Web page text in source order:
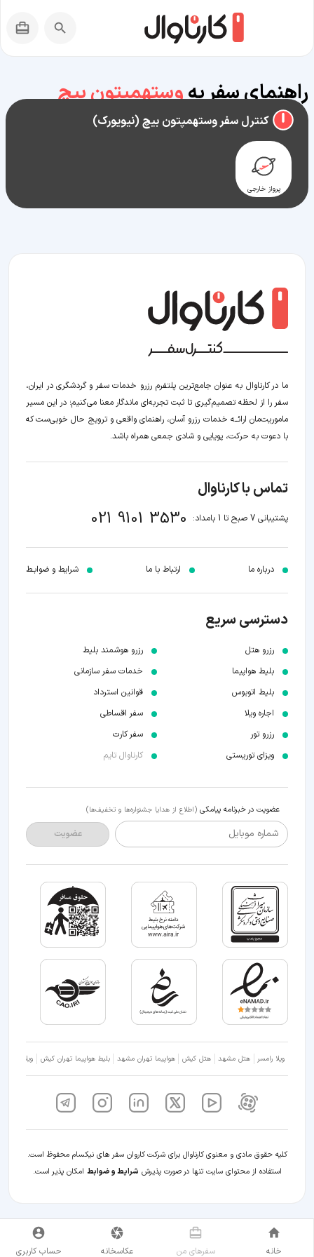
راهنمای سفر بهوستهمپتون بیچ
(نیویورک)کنترل سفر وستهمپتون بیچ (نیویورک)
پرواز خارجی
ما در کارناوال به عنوان جامع‌ترین پلتفرم رزرو خدمات سفر و گردشگری در ایران،
سفر را از لحظه‌ تصمیم‌گیری تا ثبت تجربه‌ای ماندگار معنا می‌کنیم؛ در این مسیر‍
ماموریت‌مان اراﺋــﻪ خدمات رزرو آسان، راهنمای واقعی و ترویج حال خوبی‌ست که
با دعوت به حرکت، پویایی و شادی جمعی همراه باشد.
تماس با کارناوال
پشتیبانی 7 صبح تا 1 بامداد: 021 9101 3530
درباره ما ارتباط با ما شرایط و ضوابـط
دسترسی سریع
رزرو هتل
بلیط هواپیما
بلیط اتوبوس
اجاره ویلا
رزرو تور
ویزای توریستی
رزرو هوشمند بلیط
خدمات سفر سازمانی
قوانین استرداد
سفر اقساطی
سفر کارت
کارناوال تایم
عضویت در خبرنامه پیامکی (اطلاع از هدایا جشنواره‌ها و تخفیف‌ها)
شماره موبایل عضویت
ویلا رامسر هتل مشهد هتل کیش هواپیما تهران مشهد بلیط هواپیما تهران کیش ویلا شمال
کلیه حقوق مادی و معنوی کارناوال برای شرکت کاروان سفر های نیکسام محفوظ است.
استفاده از محتوای سایت تنها در صورت پذیرش شرایط و ضوابط امکان پذیر است.
خانه سفر‌های من عکاسخانه حساب کاربری